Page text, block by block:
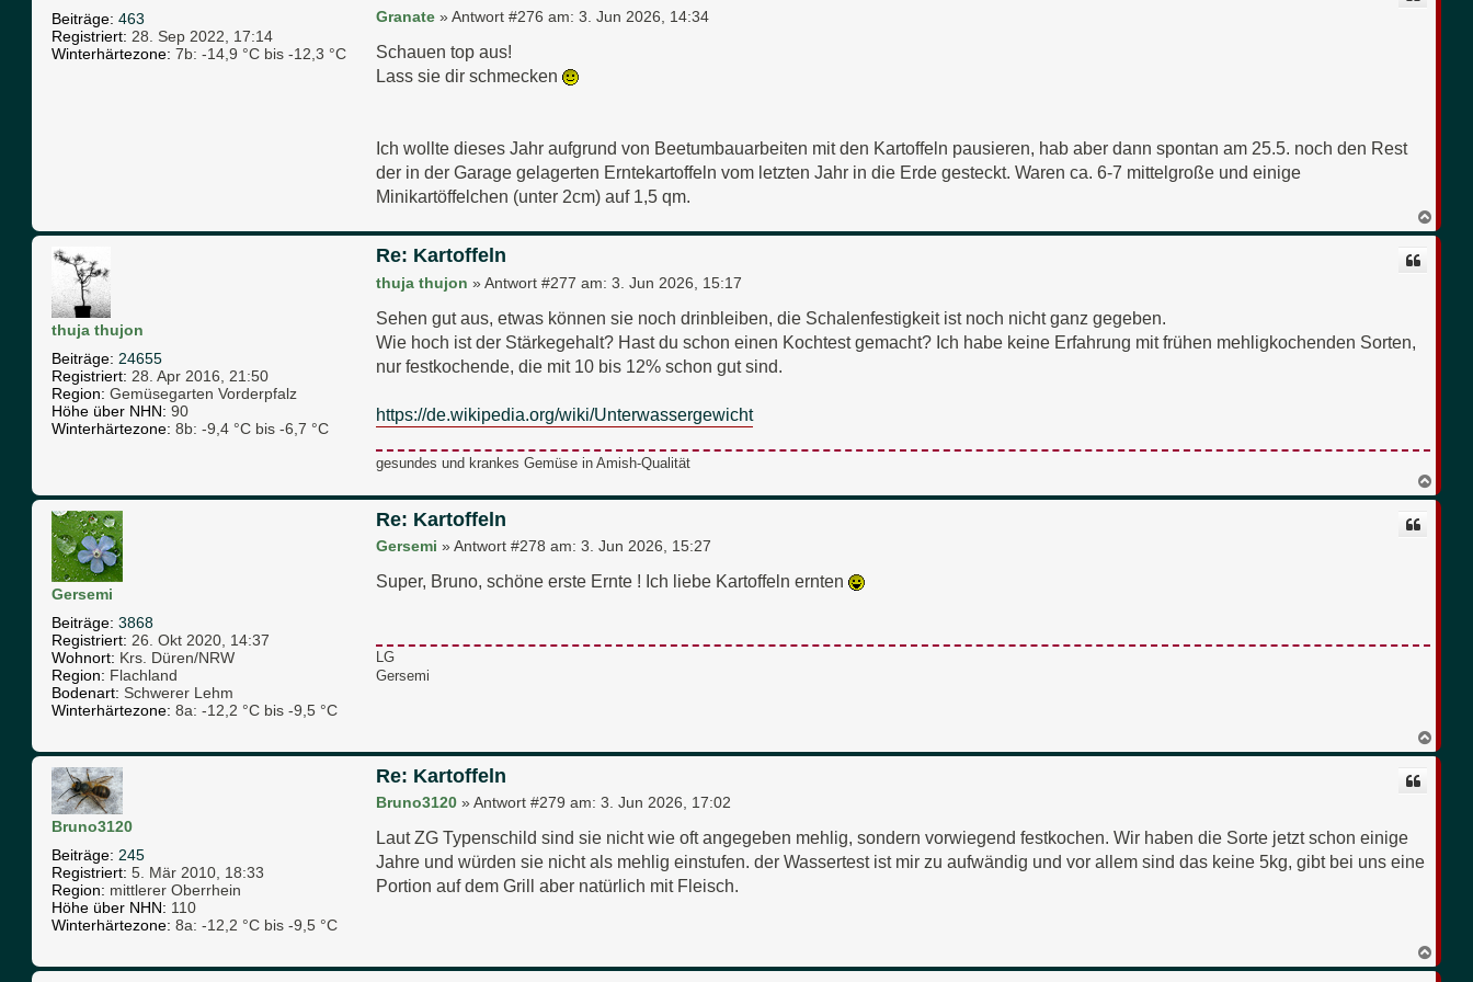
Beiträge: 463
Registriert: 28. Sep 2022, 17:14
Winterhärtezone: 7b: -14,9 °C bis -12,3 °C
Granate»Antwort #276 am: 3. Jun 2026, 14:34
Schauen top aus!
Lass sie dir schmecken
Ich wollte dieses Jahr aufgrund von Beetumbauarbeiten mit den Kartoffeln pausieren, hab aber dann spontan am 25.5. noch den Rest
der in der Garage gelagerten Erntekartoffeln vom letzten Jahr in die Erde gesteckt. Waren ca. 6-7 mittelgroße und einige
Minikartöffelchen (unter 2cm) auf 1,5 qm.
a
c
thuja thujon
Beiträge: 24655
Registriert: 28. Apr 2016, 21:50
Region: Gemüsegarten Vorderpfalz
Höhe über NHN: 90
Winterhärtezone: 8b: -9,4 °C bis -6,7 °C
Re: Kartoffeln
thuja thujon »Antwort #277 am: 3. Jun 2026, 15:17
Sehen gut aus, etwas können sie noch drinbleiben, die Schalenfestigkeit ist noch nicht ganz gegeben.
Wie hoch ist der Stärkegehalt? Hast du schon einen Kochtest gemacht? Ich habe keine Erfahrung mit frühen mehligkochenden Sorten,
nur festkochende, die mit 10 bis 12% schon gut sind.
https://de.wikipedia.org/wiki/Unterwassergewicht
gesundes und krankes Gemüse in Amish-Qualität
a
c
Gersemi
Beiträge: 3868
Registriert: 26. Okt 2020, 14:37
Wohnort: Krs. Düren/NRW
Region: Flachland
Bodenart: Schwerer Lehm
Winterhärtezone: 8a: -12,2 °C bis -9,5 °C
Re: Kartoffeln
Gersemi »Antwort #278 am: 3. Jun 2026, 15:27
Super, Bruno, schöne erste Ernte ! Ich liebe Kartoffeln ernten
LG
Gersemi
a
c
Bruno3120
Beiträge: 245
Registriert: 5. Mär 2010, 18:33
Region: mittlerer Oberrhein
Höhe über NHN: 110
Winterhärtezone: 8a: -12,2 °C bis -9,5 °C
Re: Kartoffeln
Bruno3120»Antwort #279 am: 3. Jun 2026, 17:02
Laut ZG Typenschild sind sie nicht wie oft angegeben mehlig, sondern vorwiegend festkochen. Wir haben die Sorte jetzt schon einige
Jahre und würden sie nicht als mehlig einstufen. der Wassertest ist mir zu aufwändig und vor allem sind das keine 5kg, gibt bei uns eine
Portion auf dem Grill aber natürlich mit Fleisch.
a